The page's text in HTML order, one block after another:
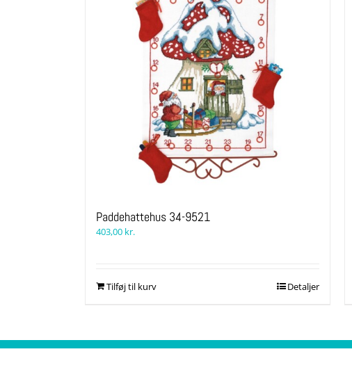
Paddehattehus 34-9521
403,00 kr.
Tilføj til kurv Detaljer